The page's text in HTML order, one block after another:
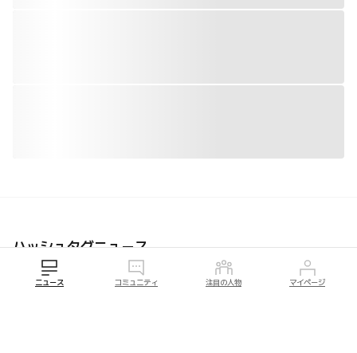
ハッシュタグニュース
#アップデート
ニュース コミュニティ 注目の人物 マイページ